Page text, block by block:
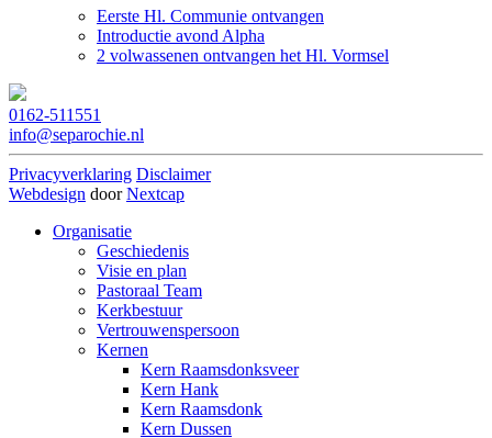
Eerste Hl. Communie ontvangen
Introductie avond Alpha
2 volwassenen ontvangen het Hl. Vormsel
0162-511551
info@separochie.nl
Privacyverklaring Disclaimer
Webdesign doorNextcap
Organisatie
Geschiedenis
Visie en plan
Pastoraal Team
Kerkbestuur
Vertrouwenspersoon
Kernen
Kern Raamsdonksveer
Kern Hank
Kern Raamsdonk
Kern Dussen